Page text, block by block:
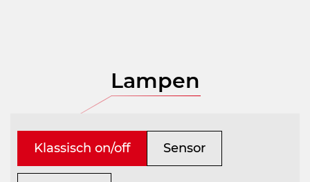
Lampen
Klassisch on/off Sensor